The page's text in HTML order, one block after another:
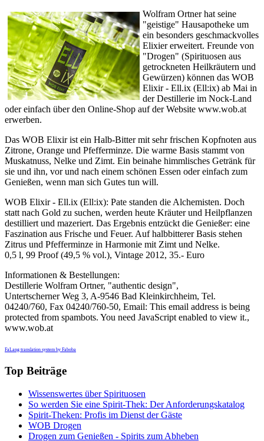
Wolfram Ortner hat seine
"geistige" Hausapotheke um
ein besonders geschmackvolles
Elixier erweitert. Freunde von
"Drogen" (Spirituosen aus
getrockneten Heilkräutern und
Gewürzen) können das WOB
Elixir - Ell.ix (Ell:ix) ab Mai in
der Destillerie im Nock-Land
oder einfach über den Online-Shop auf der Website www.wob.at
erwerben.
Das WOB Elixir ist ein Halb-Bitter mit sehr frischen Kopfnoten aus
Zitrone, Orange und Pfefferminze. Die warme Basis stammt von
Muskatnuss, Nelke und Zimt. Ein beinahe himmlisches Getränk für
sie und ihn, vor und nach einem schönen Essen oder einfach zum
Genießen, wenn man sich Gutes tun will.
WOB Elixir - Ell.ix (Ell:ix): Pate standen die Alchemisten. Doch
statt nach Gold zu suchen, werden heute Kräuter und Heilpflanzen
destilliert und mazeriert. Das Ergebnis entzückt die Genießer: eine
Faszination aus Frische und Feuer. Auf halbbitterer Basis stehen
Zitrus und Pfefferminze in Harmonie mit Zimt und Nelke.
0,5 l, 99 Proof (49,5 % vol.), Vintage 2012, 35.- Euro
Informationen & Bestellungen:
Destillerie Wolfram Ortner, "authentic design",
Untertscherner Weg 3, A-9546 Bad Kleinkirchheim, Tel.
04240/760, Fax 04240/760-50, Email: This email address is being
protected from spambots. You need JavaScript enabled to view it.,
www.wob.at
FaLang translation system by Faboba
Top Beiträge
Wissenswertes über Spirituosen
So werden Sie eine Spirit-Thek: Der Anforderungskatalog
Spirit-Theken: Profis im Dienst der Gäste
WOB Drogen
Drogen zum Genießen - Spirits zum Abheben